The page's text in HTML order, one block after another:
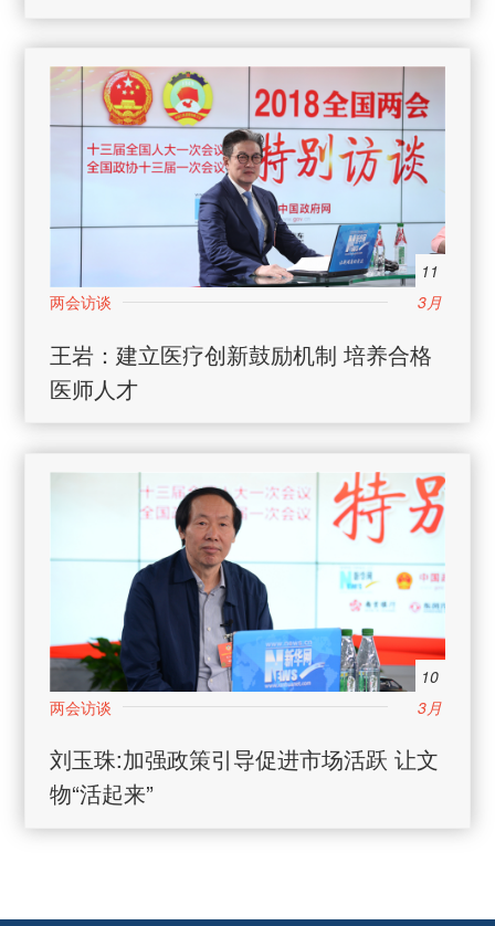
11
日
3月
王岩：建立医疗创新鼓励机制 培养合格
医师人才
10
日
3月
刘玉珠:加强政策引导促进市场活跃 让文
物“活起来”